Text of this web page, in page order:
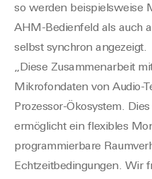
so werden beispielsweise
AHM-Bedienfeld als auch
selbst synchron angezeigt.
„Diese Zusammenarbeit
Mikrofondaten von Audio-
Prozessor-Ökosystem.
ermöglicht ein flexibles
programmierbare
Echtzeitbedingungen. Wir